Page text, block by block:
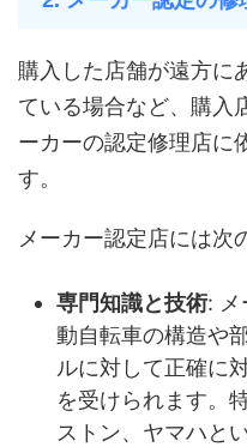
購入した店舗が遠方に
ている場合など、購入
ーカーの認定修理店に
す。
メーカー認定店には次
専門知識と技術: メ
動自転車の構造や
ルに対して正確に
を受けられます。
ストン、ヤマハと